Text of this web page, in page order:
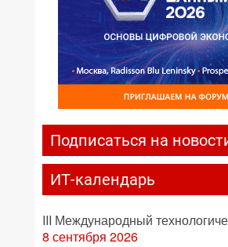
Подписаться на
ИТ-календарь
III Международный
8 сентября 2026